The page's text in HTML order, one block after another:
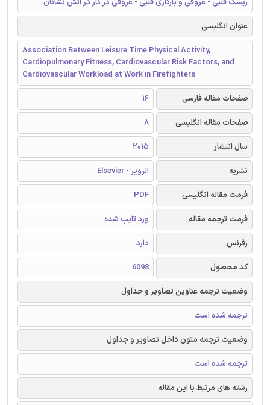
عنوان انگلیسی
Association Between Leisure Time Physical Activity,
Cardiopulmonary Fitness, Cardiovascular Risk Factors, and
Cardiovascular Workload at Work in Firefighters
صفحات مقاله فارسی
16
صفحات مقاله انگلیسی
8
سال انتشار
2015
نشریه
الزویر - Elsevier
فرمت مقاله انگلیسی
PDF
فرمت ترجمه مقاله
ورد تایپ شده
رفرنس
دارد
کد محصول
6098
وضعیت ترجمه عناوین تصاویر و جداول
ترجمه شده است
وضعیت ترجمه متون داخل تصاویر و جداول
ترجمه شده است
رشته های مرتبط با این مقاله